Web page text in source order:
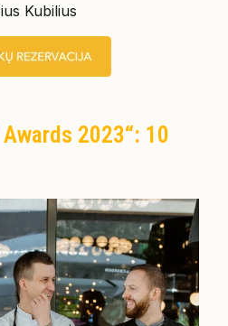
Kubilius
Awards 2023“: 10